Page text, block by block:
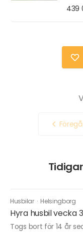
439
Husbilar · Helsingborg
Hyra husbil vecka
Togs bort för 14 år